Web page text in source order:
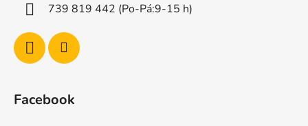
739 819 442 (Po-Pá:9-15 h)
Facebook